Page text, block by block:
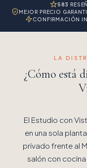
583
MEJOR PRECIO
CONFIRMACIÓN
LA
¿Cómo está
El Estudio con
en una sola
privado frente al
salón con